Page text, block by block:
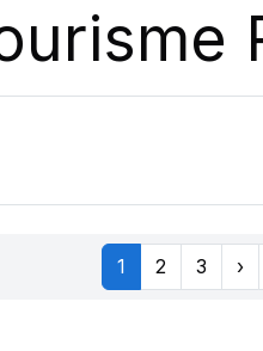
1 2 3 ›